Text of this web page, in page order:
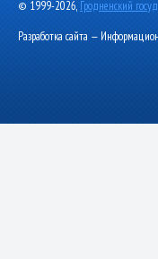
© 1999-2026, Гродненский
Разработка сайта —